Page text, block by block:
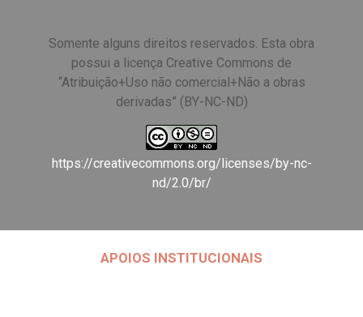
Somente alguns direitos reservados. Esta obra
possui a licença Creative Commons de
“Atribuição+Uso não comercial+Não a obras
derivadas” (BY-NC-ND)
https://creativecommons.org/licenses/by-nc-
nd/2.0/br/
APOIOS INSTITUCIONAIS